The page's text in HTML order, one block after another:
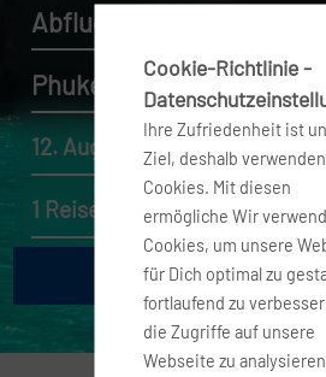
Abflughafen
Phuket
12. Aug. 2026 - 19. Aug. 2026
1 Reisender, Economy
Cookie-Richtlinie -
Ihre Zufriedenheit ist
Ziel, deshalb
Cookies. Mit diesen
ermögliche Wir
Cookies, um unsere
für Dich optimal zu
fortlaufend zu
die Zugriffe auf unsere
Webseite zu